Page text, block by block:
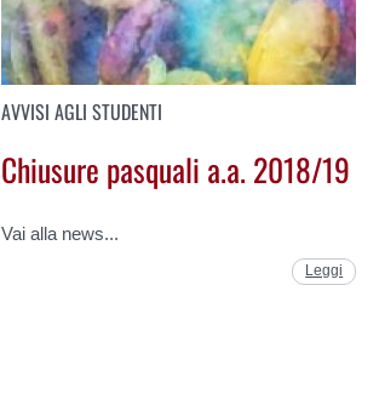
AVVISI AGLI STUDENTI
Chiusure pasquali a.a. 2018/19
Vai alla news...
Leggi